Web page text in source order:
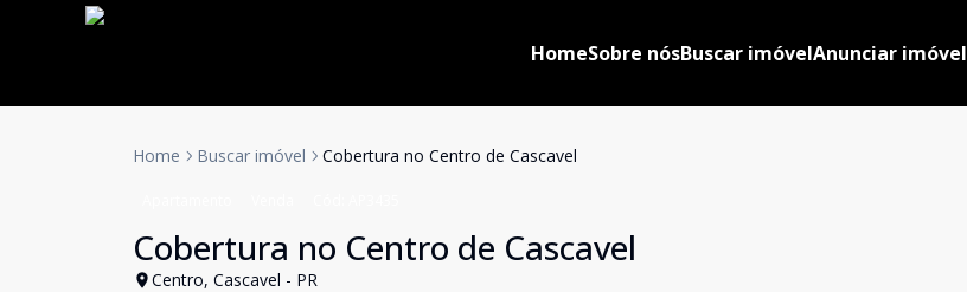
HomeSobre nósBuscar imóvelAnunciar imóvel
Home Buscar imóvel Cobertura no Centro de Cascavel
Cobertura no Centro de Cascavel
Centro, Cascavel - PR